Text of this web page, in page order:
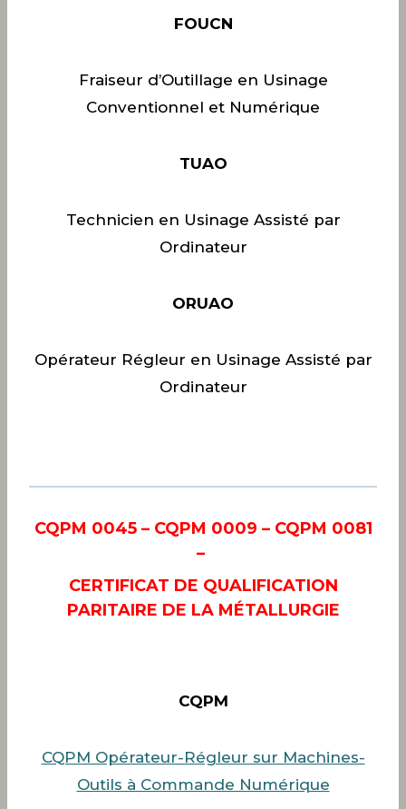
FOUCN
Fraiseur d’Outillage en Usinage
Conventionnel et Numérique
TUAO
Technicien en Usinage Assisté par
Ordinateur
ORUAO
Opérateur Régleur en Usinage Assisté par
Ordinateur
CQPM 0045 – CQPM 0009 – CQPM 0081
–
CERTIFICAT DE QUALIFICATION
PARITAIRE DE LA MÉTALLURGIE
CQPM
CQPM Opérateur-Régleur sur Machines-
Outils à Commande Numérique